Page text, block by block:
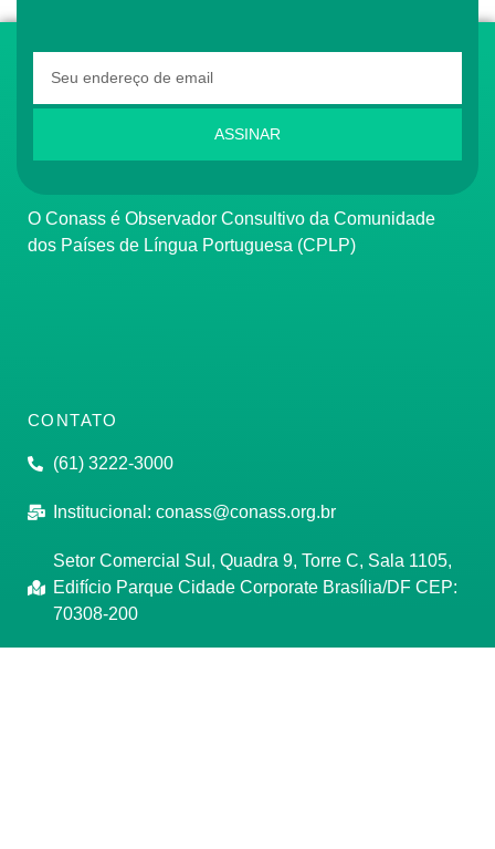
ASSINAR
O Conass é Observador Consultivo da Comunidade
dos Países de Língua Portuguesa (CPLP)
CONTATO
(61) 3222-3000
Institucional: conass@conass.org.br
Setor Comercial Sul, Quadra 9, Torre C, Sala 1105,
Edifício Parque Cidade Corporate Brasília/DF CEP:
70308-200